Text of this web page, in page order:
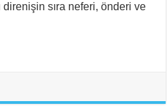
direnişin sıra neferi, önderi ve